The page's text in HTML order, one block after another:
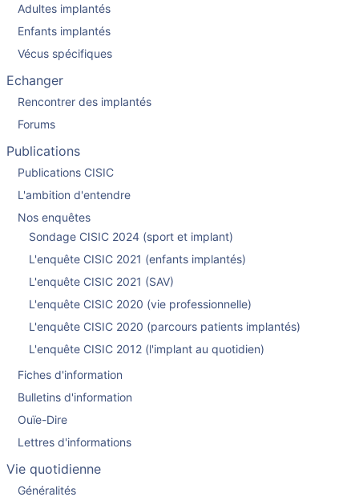
Adultes implantés
Enfants implantés
Vécus spécifiques
Echanger
Rencontrer des implantés
Forums
Publications
Publications CISIC
L'ambition d'entendre
Nos enquêtes
Sondage CISIC 2024 (sport et implant)
L'enquête CISIC 2021 (enfants implantés)
L'enquête CISIC 2021 (SAV)
L'enquête CISIC 2020 (vie professionnelle)
L'enquête CISIC 2020 (parcours patients implantés)
L'enquête CISIC 2012 (l'implant au quotidien)
Fiches d'information
Bulletins d'information
Ouïe-Dire
Lettres d'informations
Vie quotidienne
Généralités